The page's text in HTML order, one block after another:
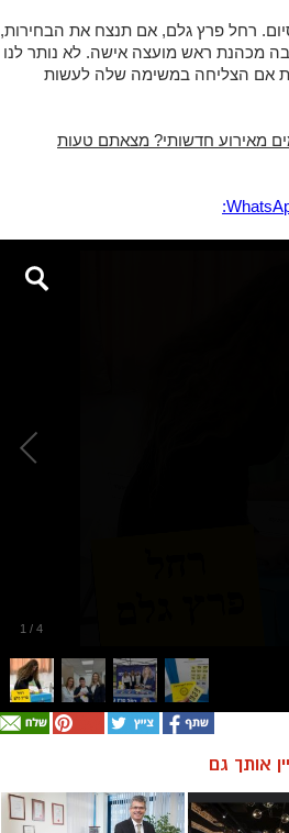
רחל פרץ גלם, אם תנצח את הבחירות,
מכהנת ראש מועצה אישה. לא נותר לנו
אם הצליחה במשימה שלה לעשות
מאירוע חדשותי? מצאתם טעות
1 / 4
אותך גם